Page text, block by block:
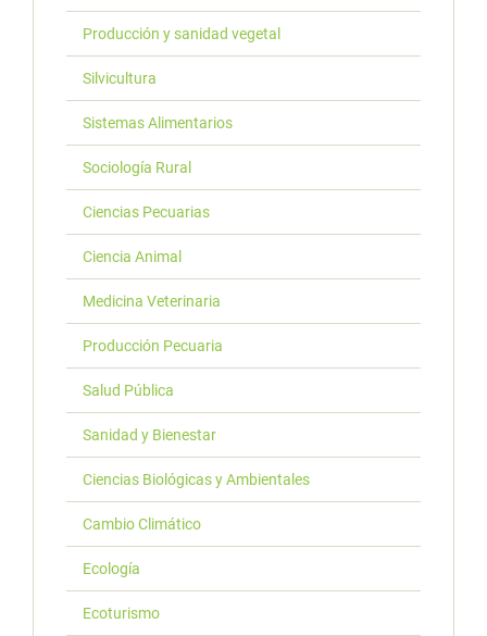
Producción y sanidad vegetal
Silvicultura
Sistemas Alimentarios
Sociología Rural
Ciencias Pecuarias
Ciencia Animal
Medicina Veterinaria
Producción Pecuaria
Salud Pública
Sanidad y Bienestar
Ciencias Biológicas y Ambientales
Cambio Climático
Ecología
Ecoturismo